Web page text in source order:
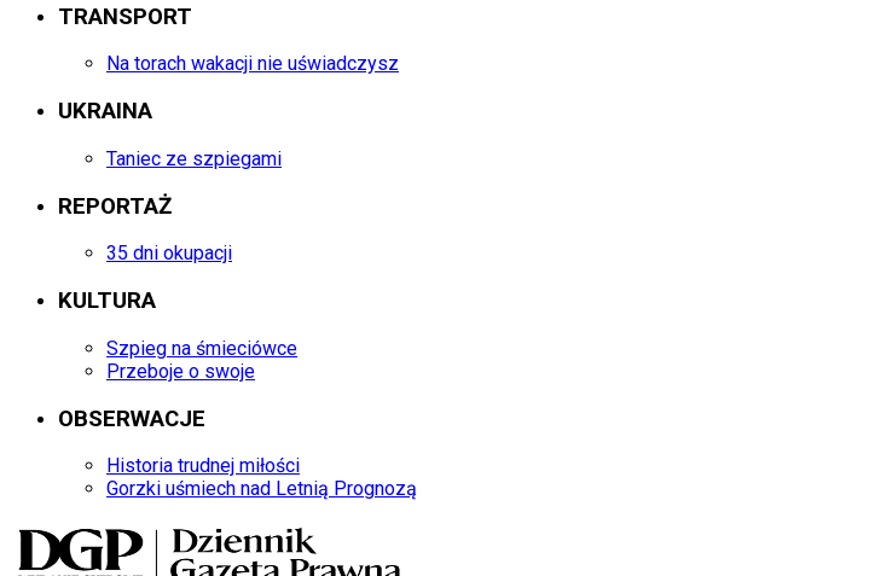
TRANSPORT
Na torach wakacji nie uświadczysz
UKRAINA
Taniec ze szpiegami
REPORTAŻ
35 dni okupacji
KULTURA
Szpieg na śmieciówce
Przeboje o swoje
OBSERWACJE
Historia trudnej miłości
Gorzki uśmiech nad Letnią Prognozą